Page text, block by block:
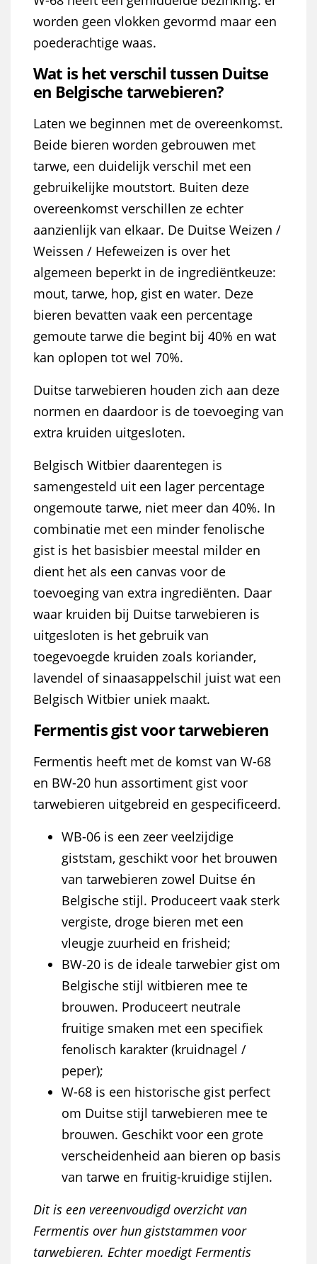
worden geen vlokken gevormd maar een
poederachtige waas.
Wat is het verschil tussen Duitse
en Belgische tarwebieren?
Laten we beginnen met de overeenkomst.
Beide bieren worden gebrouwen met
tarwe, een duidelijk verschil met een
gebruikelijke moutstort. Buiten deze
overeenkomst verschillen ze echter
aanzienlijk van elkaar. De Duitse Weizen /
Weissen / Hefeweizen is over het
algemeen beperkt in de ingrediëntkeuze:
mout, tarwe, hop, gist en water. Deze
bieren bevatten vaak een percentage
gemoute tarwe die begint bij 40% en wat
kan oplopen tot wel 70%.
Duitse tarwebieren houden zich aan deze
normen en daardoor is de toevoeging van
extra kruiden uitgesloten.
Belgisch Witbier daarentegen is
samengesteld uit een lager percentage
ongemoute tarwe, niet meer dan 40%. In
combinatie met een minder fenolische
gist is het basisbier meestal milder en
dient het als een canvas voor de
toevoeging van extra ingrediënten. Daar
waar kruiden bij Duitse tarwebieren is
uitgesloten is het gebruik van
toegevoegde kruiden zoals koriander,
lavendel of sinaasappelschil juist wat een
Belgisch Witbier uniek maakt.
Fermentis gist voor tarwebieren
Fermentis heeft met de komst van W-68
en BW-20 hun assortiment gist voor
tarwebieren uitgebreid en gespecificeerd.
WB-06 is een zeer veelzijdige
giststam, geschikt voor het brouwen
van tarwebieren zowel Duitse én
Belgische stijl. Produceert vaak sterk
vergiste, droge bieren met een
vleugje zuurheid en frisheid;
BW-20 is de ideale tarwebier gist om
Belgische stijl witbieren mee te
brouwen. Produceert neutrale
fruitige smaken met een specifiek
fenolisch karakter (kruidnagel /
peper);
W-68 is een historische gist perfect
om Duitse stijl tarwebieren mee te
brouwen. Geschikt voor een grote
verscheidenheid aan bieren op basis
van tarwe en fruitig-kruidige stijlen.
Dit is een vereenvoudigd overzicht van
Fermentis over hun giststammen voor
tarwebieren. Echter moedigt Fermentis